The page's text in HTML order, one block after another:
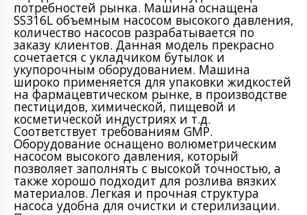
потребностей рынка. Машина оснащена
SS316L объемным насосом высокого давления,
количество насосов разрабатывается по
заказу клиентов. Данная модель прекрасно
сочетается с укладчиком бутылок и
укупорочным оборудованием. Машина
широко применяется для упаковки жидкостей
на фармацевтическом рынке, в производстве
пестицидов, химической, пищевой и
косметической индустриях и т.д.
Соответствует требованиям GMP.
Оборудование оснащено волюметрическим
насосом высокого давления, который
позволяет заполнять с высокой точностью, а
также хорошо подходит для розлива вязких
материалов. Легкая и прочная структура
насоса удобна для очистки и стерилизации.